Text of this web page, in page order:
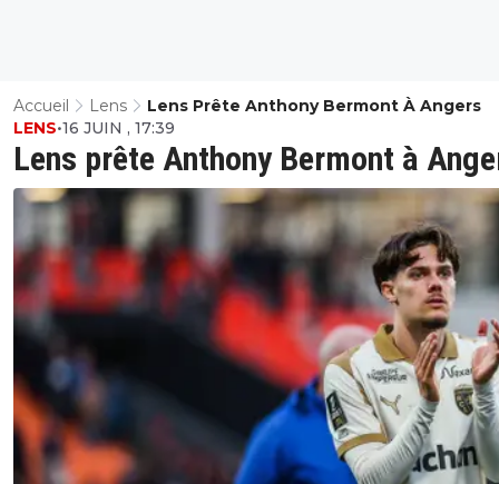
Accueil Lens Lens Prête Anthony Bermont À Angers
Lens prête Anthony Bermont à
LENS•16 JUIN , 17:39